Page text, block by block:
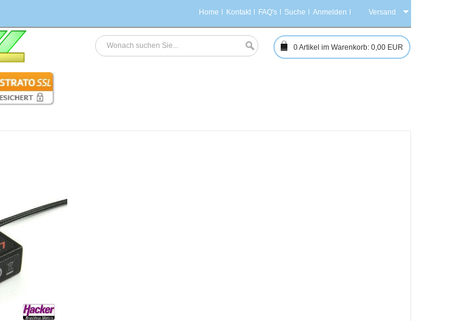
Versand
Home Kontakt FAQ's Suche Anmelden
0Artikel im Warenkorb: 0,00 EUR